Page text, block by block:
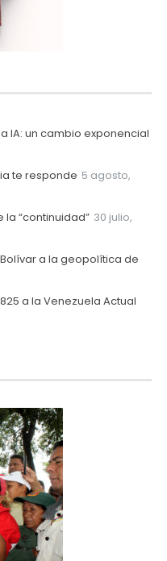
IA: un cambio exponencial
te responde 5 agosto,
la “continuidad” 30 julio,
a la geopolítica de
a la Venezuela Actual